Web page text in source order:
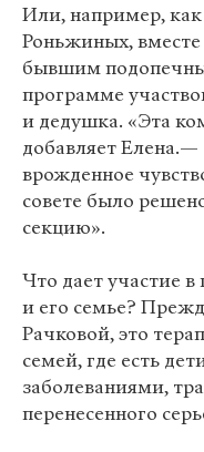
Или, например, как
Роньжиных,
бывшим
программе
и дедушка. «Эта
добавляет
врожденное
совете было
секцию».
Что дает участие
и его семье?
Рачковой, это
семей, где есть
заболеваниями,
перенесенного